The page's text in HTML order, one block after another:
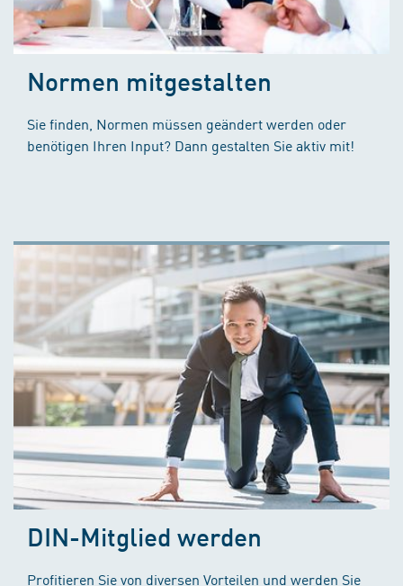
Normen mitgestalten
Sie finden, Normen müssen geändert werden oder
benötigen Ihren Input? Dann gestalten Sie aktiv mit!
DIN-Mitglied werden
Profitieren Sie von diversen Vorteilen und werden Sie